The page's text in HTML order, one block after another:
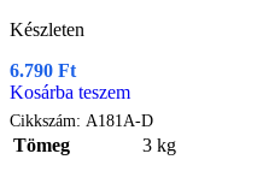
Készleten
6.790 Ft
Kosárba teszem
Cikkszám: A181A-D
Tömeg 3 kg